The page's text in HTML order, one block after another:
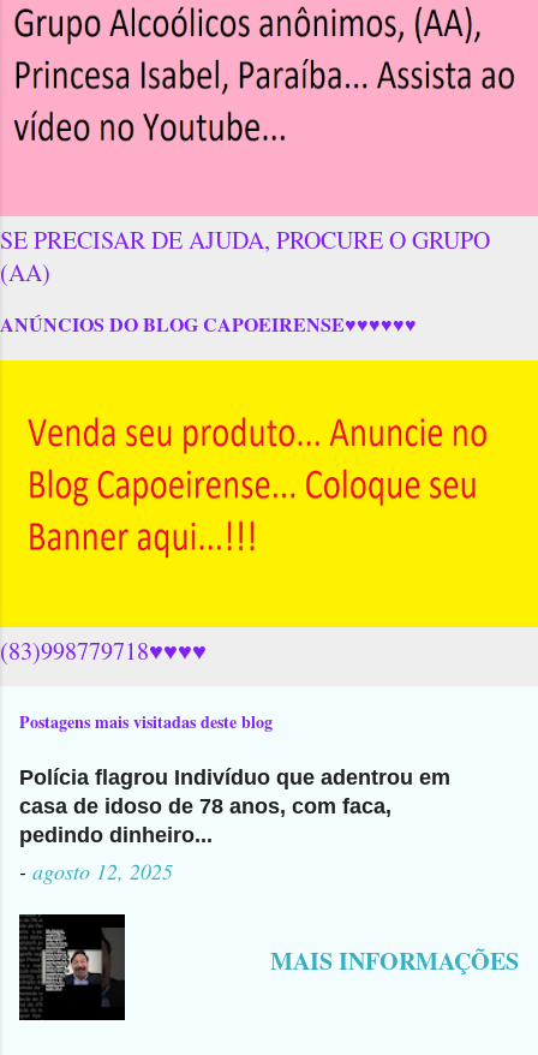
SE PRECISAR DE AJUDA, PROCURE O GRUPO
(AA)
ANÚNCIOS DO BLOG CAPOEIRENSE♥♥♥♥♥♥
(83)998779718♥♥♥♥
Postagens mais visitadas deste blog
Polícia flagrou Indivíduo que adentrou em
casa de idoso de 78 anos, com faca,
pedindo dinheiro...
- agosto 12, 2025
MAIS INFORMAÇÕES